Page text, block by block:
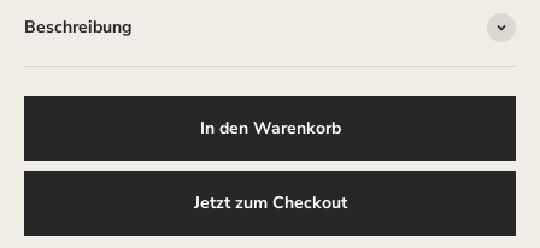
Beschreibung
In den Warenkorb
Jetzt zum Checkout